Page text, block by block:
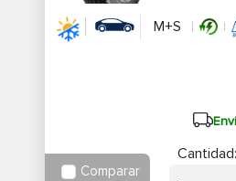
M+S
Comparar
Cantidad: